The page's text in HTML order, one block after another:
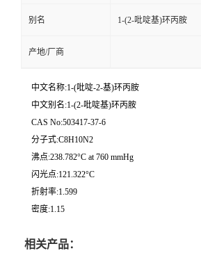
别名 1-(2-吡啶基)环丙胺
产地/厂商
中文名称:1-(吡啶-2-基)环丙胺
中文别名:1-(2-吡啶基)环丙胺
CAS No:503417-37-6
分子式:C8H10N2
沸点:238.782°C at 760 mmHg
闪光点:121.322°C
折射率:1.599
密度:1.15
相关产品：